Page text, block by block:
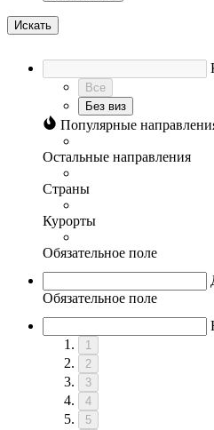
Искать
Все
Без виз
Популярные
Остальные направления
Страны
Курорты
Обязательное поле
Обязательное поле
1
2
3
4
5